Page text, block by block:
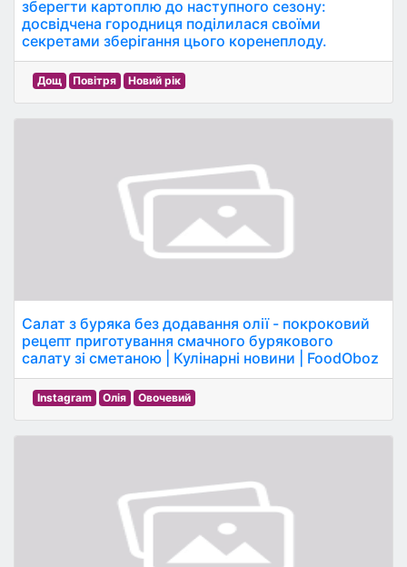
зберегти картоплю до наступного сезону:
досвідчена городниця поділилася своїми
секретами зберігання цього коренеплоду.
Дощ Повітря Новий рік
Салат з буряка без додавання олії - покроковий
рецепт приготування смачного бурякового
салату зі сметаною | Кулінарні новини | FoodOboz
Instagram Олія Овочевий